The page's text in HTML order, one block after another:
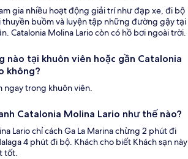
gia nhiều hoạt động giải trí như đạp xe, đi bộ
thuyền buồm và luyện tập những đường gậy tại
Catalonia Molina Lario còn có hồ bơi ngoài trời.
nào tại khuôn viên hoặc gần Catalonia
không?
ngay trong khuôn viên.
Catalonia Molina Lario như thế nào?
Lario chỉ cách Ga La Marina chừng 2 phút đi
4 phút đi bộ. Khách cho biết Khách sạn này
tốt.